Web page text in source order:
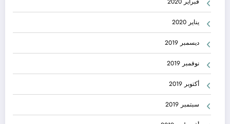
يناير 2020
ديسمبر 2019
نوفمبر 2019
أكتوبر 2019
سبتمبر 2019